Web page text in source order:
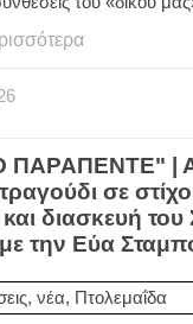
|
σε
διασκευή του
την Εύα